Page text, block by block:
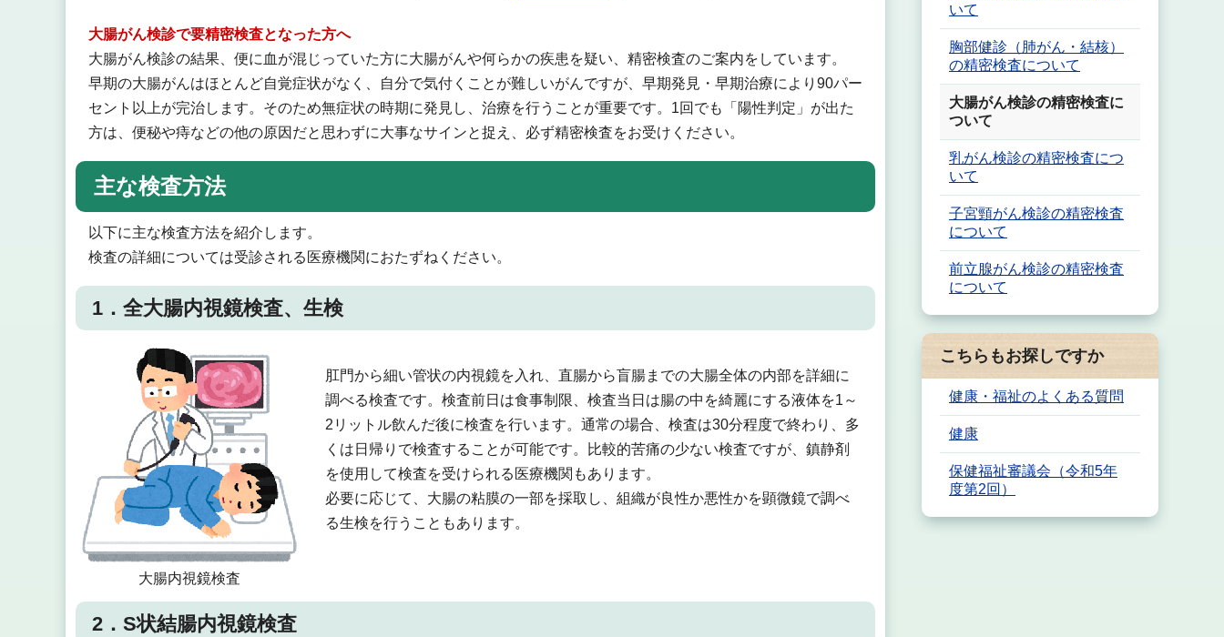
大腸がん検診で要精密検査となった方へ
大腸がん検診の結果、便に血が混じっていた方に大腸がんや何らかの疾患を疑い、精密検査のご案内をしています。
早期の大腸がんはほとんど自覚症状がなく、自分で気付くことが難しいがんですが、早期発見・早期治療により90パー
セント以上が完治します。そのため無症状の時期に発見し、治療を行うことが重要です。1回でも「陽性判定」が出た
方は、便秘や痔などの他の原因だと思わずに大事なサインと捉え、必ず精密検査をお受けください。
主な検査方法
以下に主な検査方法を紹介します。
検査の詳細については受診される医療機関におたずねください。
1．全大腸内視鏡検査、生検
大腸内視鏡検査
肛門から細い管状の内視鏡を入れ、直腸から盲腸までの大腸全体の内部を詳細に
調べる検査です。検査前日は食事制限、検査当日は腸の中を綺麗にする液体を1～
2リットル飲んだ後に検査を行います。通常の場合、検査は30分程度で終わり、多
くは日帰りで検査することが可能です。比較的苦痛の少ない検査ですが、鎮静剤
を使用して検査を受けられる医療機関もあります。
必要に応じて、大腸の粘膜の一部を採取し、組織が良性か悪性かを顕微鏡で調べ
る生検を行うこともあります。
2．S状結腸内視鏡検査
いて
胸部健診（肺がん・結核）
の精密検査について
大腸がん検診の精密検査に
ついて
乳がん検診の精密検査につ
いて
子宮頸がん検診の精密検査
について
前立腺がん検診の精密検査
について
こちらもお探しですか
健康・福祉のよくある質問
健康
保健福祉審議会（令和5年
度第2回）